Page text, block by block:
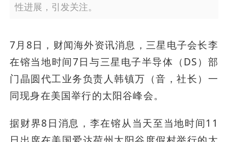
性进展，引发关注。
7月8日，财闻海外资讯消息，三星电子会长李
在镕当地时间7日与三星电子半导体（DS）部
门晶圆代工业务负责人韩镇万（音，社长）一
同现身在美国举行的太阳谷峰会。
据财界8日消息，李在镕从当天至当地时间11